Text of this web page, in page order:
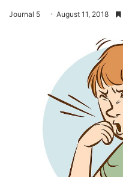
Journal 5 August 11, 2018